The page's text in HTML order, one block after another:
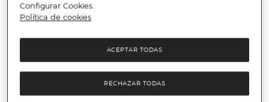
Configurar Cookies.
Política de cookies
RECHAZAR TODAS
ACEPTAR TODAS